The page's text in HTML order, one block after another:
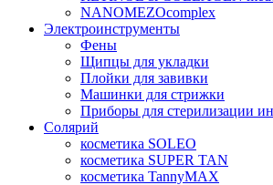
NANOMEZOcomplex
Электроинструменты
Фены
Щипцы для укладки
Плойки для завивки
Машинки для стрижки
Приборы для стерилизации
Солярий
косметика SOLEO
косметика SUPER TAN
косметика TannyMAX